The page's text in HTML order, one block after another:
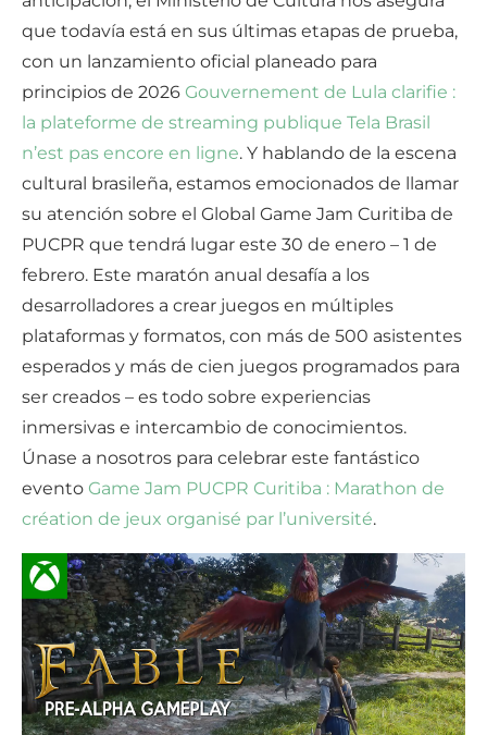
que todavía está en sus últimas etapas de prueba,
con un lanzamiento oficial planeado para
principios de 2026 Gouvernement de Lula clarifie :
la plateforme de streaming publique Tela Brasil
n’est pas encore en ligne. Y hablando de la escena
cultural brasileña, estamos emocionados de llamar
su atención sobre el Global Game Jam Curitiba de
PUCPR que tendrá lugar este 30 de enero – 1 de
febrero. Este maratón anual desafía a los
desarrolladores a crear juegos en múltiples
plataformas y formatos, con más de 500 asistentes
esperados y más de cien juegos programados para
ser creados – es todo sobre experiencias
inmersivas e intercambio de conocimientos.
Únase a nosotros para celebrar este fantástico
evento Game Jam PUCPR Curitiba : Marathon de
création de jeux organisé par l’université.